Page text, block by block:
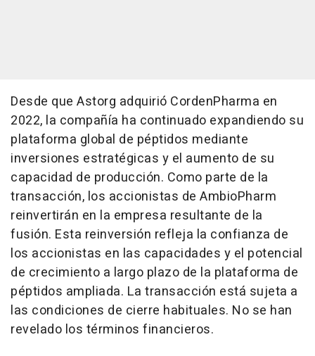
Desde que Astorg adquirió CordenPharma en
2022, la compañía ha continuado expandiendo su
plataforma global de péptidos mediante
inversiones estratégicas y el aumento de su
capacidad de producción. Como parte de la
transacción, los accionistas de AmbioPharm
reinvertirán en la empresa resultante de la
fusión. Esta reinversión refleja la confianza de
los accionistas en las capacidades y el potencial
de crecimiento a largo plazo de la plataforma de
péptidos ampliada. La transacción está sujeta a
las condiciones de cierre habituales. No se han
revelado los términos financieros.